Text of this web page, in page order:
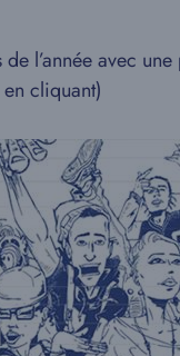
l’année avec
cliquant)